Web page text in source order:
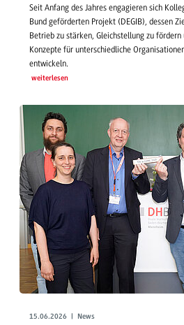
Seit Anfang des Jahres engagieren sich
Bund geförderten Projekt (DEGIB), dessen
Betrieb zu stärken, Gleichstellung zu
Konzepte für unterschiedliche
entwickeln.
weiterlesen
15.06.2026 | News